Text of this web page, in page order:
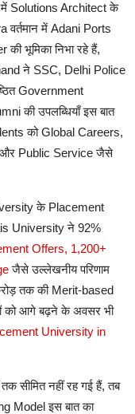
में Solutions Architect के
वर्तमान में Adani Ports
की भूमिका निभा रहे हैं,
ने SSC, Delhi Police
Government
की उपलब्धियाँ इस बात
कोGlobal Careers,
और Public Serviceजैसे
केPlacement
Universityने 92%
Offers, 1,200+
जैसे उल्लेखनीय परिणाम
तक कीMerit-based
को आगे बढ़ने के अवसर भी
University in
तक सीमित नहीं रह गई हैं,तब
Modelइस बात का